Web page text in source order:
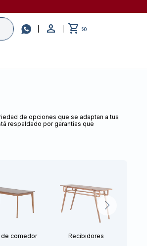
 $0
de opciones que se adaptan a tus
respaldado por garantías que
comedor Recibidores